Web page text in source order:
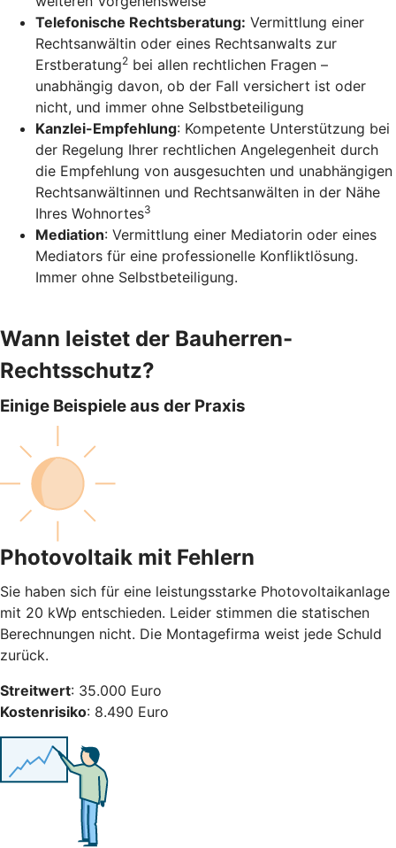
Telefonische Rechtsberatung: Vermittlung einer
Rechtsanwältin oder eines Rechtsanwalts zur
Erstberatung2 bei allen rechtlichen Fragen –
unabhängig davon, ob der Fall versichert ist oder
nicht, und immer ohne Selbstbeteiligung
Kanzlei-Empfehlung: Kompetente Unterstützung bei
der Regelung Ihrer rechtlichen Angelegenheit durch
die Empfehlung von ausgesuchten und unabhängigen
Rechtsanwältinnen und Rechtsanwälten in der Nähe
Ihres Wohnortes3
Mediation: Vermittlung einer Mediatorin oder eines
Mediators für eine professionelle Konfliktlösung.
Immer ohne Selbstbeteiligung.
Wann leistet der Bauherren-
Rechtsschutz?
Einige Beispiele aus der Praxis
Photovoltaik mit Fehlern
Sie haben sich für eine leistungsstarke Photovoltaikanlage
mit 20 kWp entschieden. Leider stimmen die statischen
Berechnungen nicht. Die Montagefirma weist jede Schuld
zurück.
Streitwert: 35.000 Euro
Kostenrisiko: 8.490 Euro